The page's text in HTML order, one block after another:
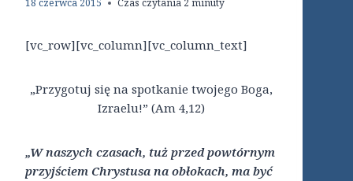
18 czerwca 2015 Czas czytania 2 minuty
[vc_row][vc_column][vc_column_text]
„Przygotuj się na spotkanie twojego Boga,
Izraelu!” (Am 4,12)
„W naszych czasach, tuż przed powtórnym
przyjściem Chrystusa na obłokach, ma być